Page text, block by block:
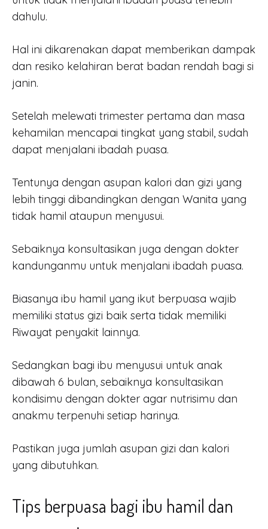
dahulu.
Hal ini dikarenakan dapat memberikan dampak
dan resiko kelahiran berat badan rendah bagi si
janin.
Setelah melewati trimester pertama dan masa
kehamilan mencapai tingkat yang stabil, sudah
dapat menjalani ibadah puasa.
Tentunya dengan asupan kalori dan gizi yang
lebih tinggi dibandingkan dengan Wanita yang
tidak hamil ataupun menyusui.
Sebaiknya konsultasikan juga dengan dokter
kandunganmu untuk menjalani ibadah puasa.
Biasanya ibu hamil yang ikut berpuasa wajib
memiliki status gizi baik serta tidak memiliki
Riwayat penyakit lainnya.
Sedangkan bagi ibu menyusui untuk anak
dibawah 6 bulan, sebaiknya konsultasikan
kondisimu dengan dokter agar nutrisimu dan
anakmu terpenuhi setiap harinya.
Pastikan juga jumlah asupan gizi dan kalori
yang dibutuhkan.
Tips berpuasa bagi ibu hamil dan